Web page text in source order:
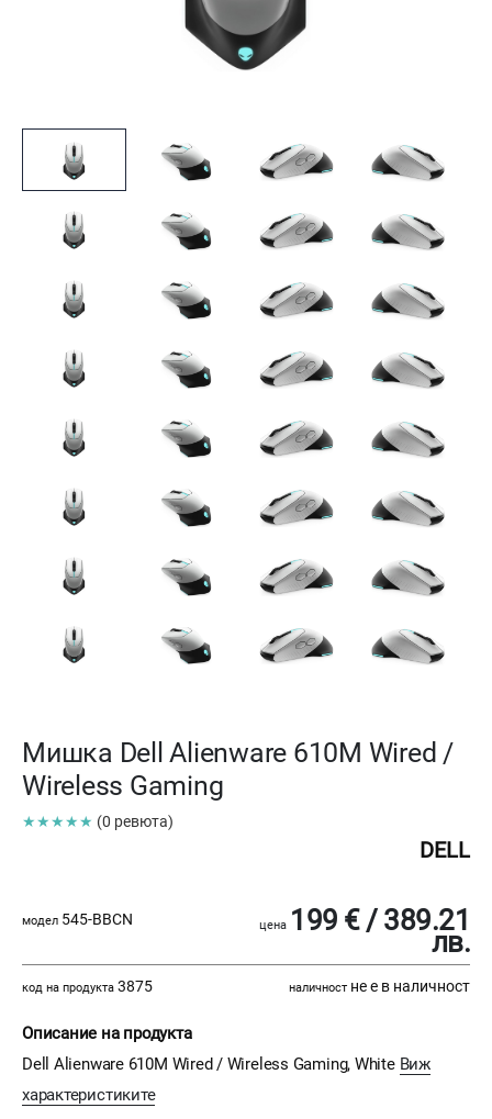
Мишка Dell Alienware 610M Wired /
Wireless Gaming
★★★★★ (0 ревюта)
DELL
модел 545-BBCN цена 199 € / 389.21
лв.
код на продукта 3875 наличност не е в наличност
Описание на продукта
Dell Alienware 610M Wired / Wireless Gaming, White Виж
характеристиките